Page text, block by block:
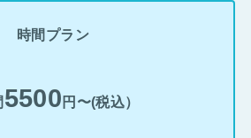
時間プラン
5500 円〜(税込）